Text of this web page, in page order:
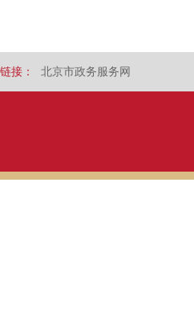
链接： 北京市政务服务网